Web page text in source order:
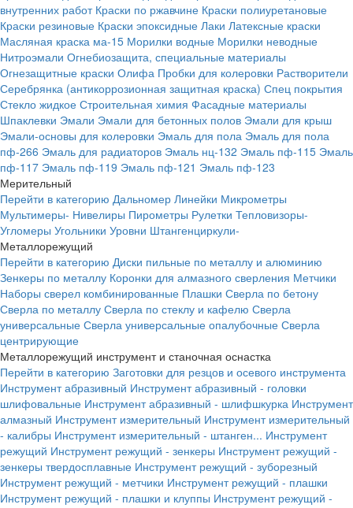
внутренних работ Краски по ржавчине Краски полиуретановые
Краски резиновые Краски эпоксидные Лаки Латексные краски
Масляная краска ма-15 Морилки водные Морилки неводные
Нитроэмали Огнебиозащита, специальные материалы
Огнезащитные краски Олифа Пробки для колеровки Растворители
Серебрянка (антикоррозионная защитная краска) Спец покрытия
Стекло жидкое Строительная химия Фасадные материалы
Шпаклевки Эмали Эмали для бетонных полов Эмали для крыш
Эмали-основы для колеровки Эмаль для пола Эмаль для пола
пф-266 Эмаль для радиаторов Эмаль нц-132 Эмаль пф-115 Эмаль
пф-117 Эмаль пф-119 Эмаль пф-121 Эмаль пф-123
Мерительный
Перейти в категорию Дальномер Линейки Микрометры
Мультимеры- Нивелиры Пирометры Рулетки Тепловизоры-
Угломеры Угольники Уровни Штангенциркули-
Металлорежущий
Перейти в категорию Диски пильные по металлу и алюминию
Зенкеры по металлу Коронки для алмазного сверления Метчики
Наборы сверел комбинированные Плашки Сверла по бетону
Сверла по металлу Сверла по стеклу и кафелю Сверла
универсальные Сверла универсальные опалубочные Сверла
центрирующие
Металлорежущий инструмент и станочная оснастка
Перейти в категорию Заготовки для резцов и осевого инструмента
Инструмент абразивный Инструмент абразивный - головки
шлифовальные Инструмент абразивный - шлифшкурка Инструмент
алмазный Инструмент измерительный Инструмент измерительный
- калибры Инструмент измерительный - штанген... Инструмент
режущий Инструмент режущий - зенкеры Инструмент режущий -
зенкеры твердосплавные Инструмент режущий - зуборезный
Инструмент режущий - метчики Инструмент режущий - плашки
Инструмент режущий - плашки и клуппы Инструмент режущий -